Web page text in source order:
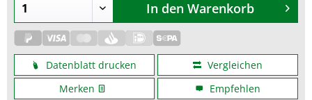
In den Warenkorb
Datenblatt drucken
Vergleichen
Merken
Empfehlen